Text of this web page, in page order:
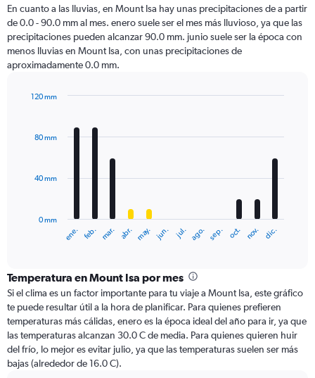
En cuanto a las lluvias, en Mount Isa hay unas precipitaciones de a partir
de 0.0 - 90.0 mm al mes. enero suele ser el mes más lluvioso, ya que las
precipitaciones pueden alcanzar 90.0 mm. junio suele ser la época con
menos lluvias en Mount Isa, con unas precipitaciones de
aproximadamente 0.0 mm.
with
The
categories.
Range:
12
categories.
The
chart
has
1
ene. feb. mar. abr. may. jun. jul. ago. sep. oct. nov. dic.
0 mm
40 mm
80 mm
120 mm
Temperatura en Mount Isa por mes
Si el clima es un factor importante para tu viaje a Mount Isa, este gráfico
te puede resultar útil a la hora de planificar. Para quienes prefieren
temperaturas más cálidas, enero es la época ideal del año para ir, ya que
las temperaturas alcanzan 30.0 C de media. Para quienes quieren huir
del frío, lo mejor es evitar julio, ya que las temperaturas suelen ser más
bajas (alrededor de 16.0 C).